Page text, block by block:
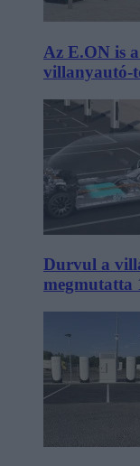
Az E.ON is
villanyautó-
Durvul a
megmutatta